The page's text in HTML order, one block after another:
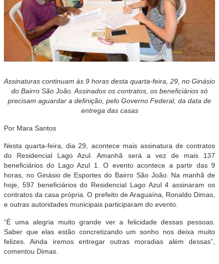
Assinaturas continuam às 9 horas desta quarta-feira, 29, no Ginásio
do Bairro São João. Assinados os contratos, os beneficiários só
precisam aguardar a definição, pelo Governo Federal, da data de
entrega das casas
Por Mara Santos
Nesta quarta-feira, dia 29, acontece mais assinatura de contratos
do Residencial Lago Azul. Amanhã será a vez de mais 137
beneficiários do Lago Azul 1. O evento acontece a partir das 9
horas, no Ginásio de Esportes do Bairro São João. Na manhã de
hoje, 597 beneficiários do Residencial Lago Azul 4 assinaram os
contratos da casa própria. O prefeito de Araguaína, Ronaldo Dimas,
e outras autoridades municipais participaram do evento.
“É uma alegria muito grande ver a felicidade dessas pessoas.
Saber que elas estão concretizando um sonho nos deixa muito
felizes. Ainda iremos entregar outras moradias além dessas”,
comentou Dimas.